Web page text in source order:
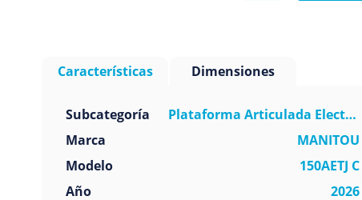
Características
Subcategoría
Plataforma Articulada Electrica
Marca
MANITOU
Modelo
150AETJ C
Año
2026
Dimensiones